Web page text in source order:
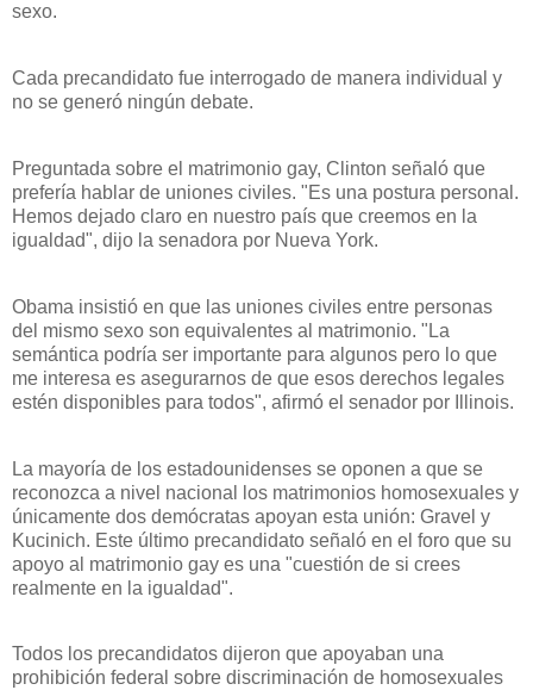
sexo.
Cada precandidato fue interrogado de manera individual y
no se generó ningún debate.
Preguntada sobre el matrimonio gay, Clinton señaló que
prefería hablar de uniones civiles. "Es una postura personal.
Hemos dejado claro en nuestro país que creemos en la
igualdad", dijo la senadora por Nueva York.
Obama insistió en que las uniones civiles entre personas
del mismo sexo son equivalentes al matrimonio. "La
semántica podría ser importante para algunos pero lo que
me interesa es asegurarnos de que esos derechos legales
estén disponibles para todos", afirmó el senador por Illinois.
La mayoría de los estadounidenses se oponen a que se
reconozca a nivel nacional los matrimonios homosexuales y
únicamente dos demócratas apoyan esta unión: Gravel y
Kucinich. Este último precandidato señaló en el foro que su
apoyo al matrimonio gay es una "cuestión de si crees
realmente en la igualdad".
Todos los precandidatos dijeron que apoyaban una
prohibición federal sobre discriminación de homosexuales